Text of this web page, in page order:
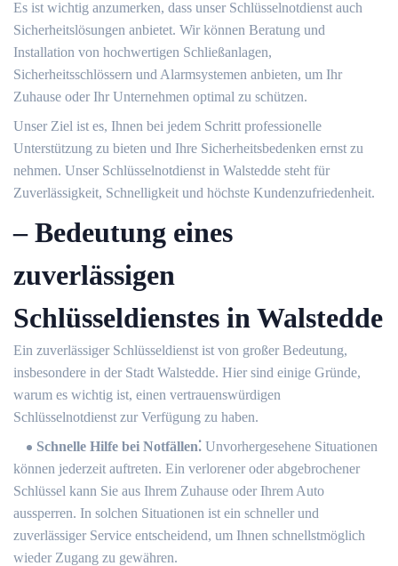
Es ist wichtig anzumerken, dass unser Schlüsselnotdienst auch
Sicherheitslösungen anbietet.​ Wir können Beratung und
Installation von hochwertigen Schließanlagen,
Sicherheitsschlössern und Alarmsystemen anbieten, um Ihr
Zuhause oder Ihr Unternehmen optimal zu schützen.​
Unser Ziel ist es, Ihnen bei jedem Schritt professionelle
Unterstützung zu bieten und Ihre Sicherheitsbedenken ernst zu
nehmen. Unser Schlüsselnotdienst in Walstedde steht für
Zuverlässigkeit, Schnelligkeit und höchste Kundenzufriedenheit.​
– Bedeutung eines
zuverlässigen
Schlüsseldienstes in Walstedde
Ein zuverlässiger Schlüsseldienst ist von großer Bedeutung,
insbesondere in der Stadt Walstedde.​ Hier sind einige Gründe,
warum es wichtig ist, einen vertrauenswürdigen
Schlüsselnotdienst zur Verfügung zu haben.​
Schnelle Hilfe bei Notfällen⁚ Unvorhergesehene Situationen
können jederzeit auftreten. Ein verlorener oder abgebrochener
Schlüssel kann Sie aus Ihrem Zuhause oder Ihrem Auto
aussperren.​ In solchen Situationen ist ein schneller und
zuverlässiger Service entscheidend, um Ihnen schnellstmöglich
wieder Zugang zu gewähren.​